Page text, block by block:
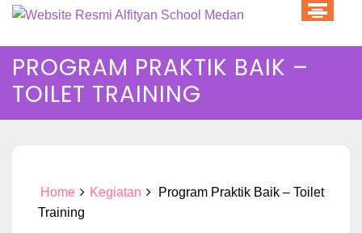
Skip
content
PROGRAM PRAKTIK BAIK –
TOILET TRAINING
Home Kegiatan
Program Praktik Baik – Toilet
Training